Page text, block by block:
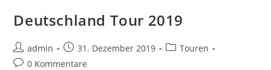
Deutschland Tour 2019
admin 31. Dezember 2019
Touren
0 Kommentare